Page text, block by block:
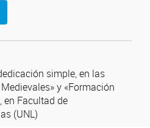
simple, en las
y «Formación
en Facultad de
(UNL)